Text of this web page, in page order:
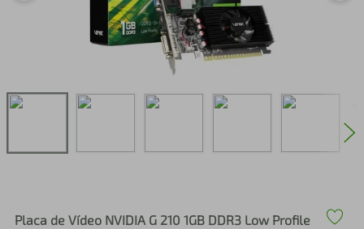
Placa de Vídeo NVIDIA G 210 1GB DDR3 Low Profile
iphone